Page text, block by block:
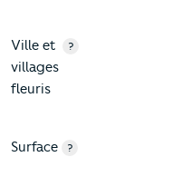
Ville et
villages
fleuris
?
Surface ?